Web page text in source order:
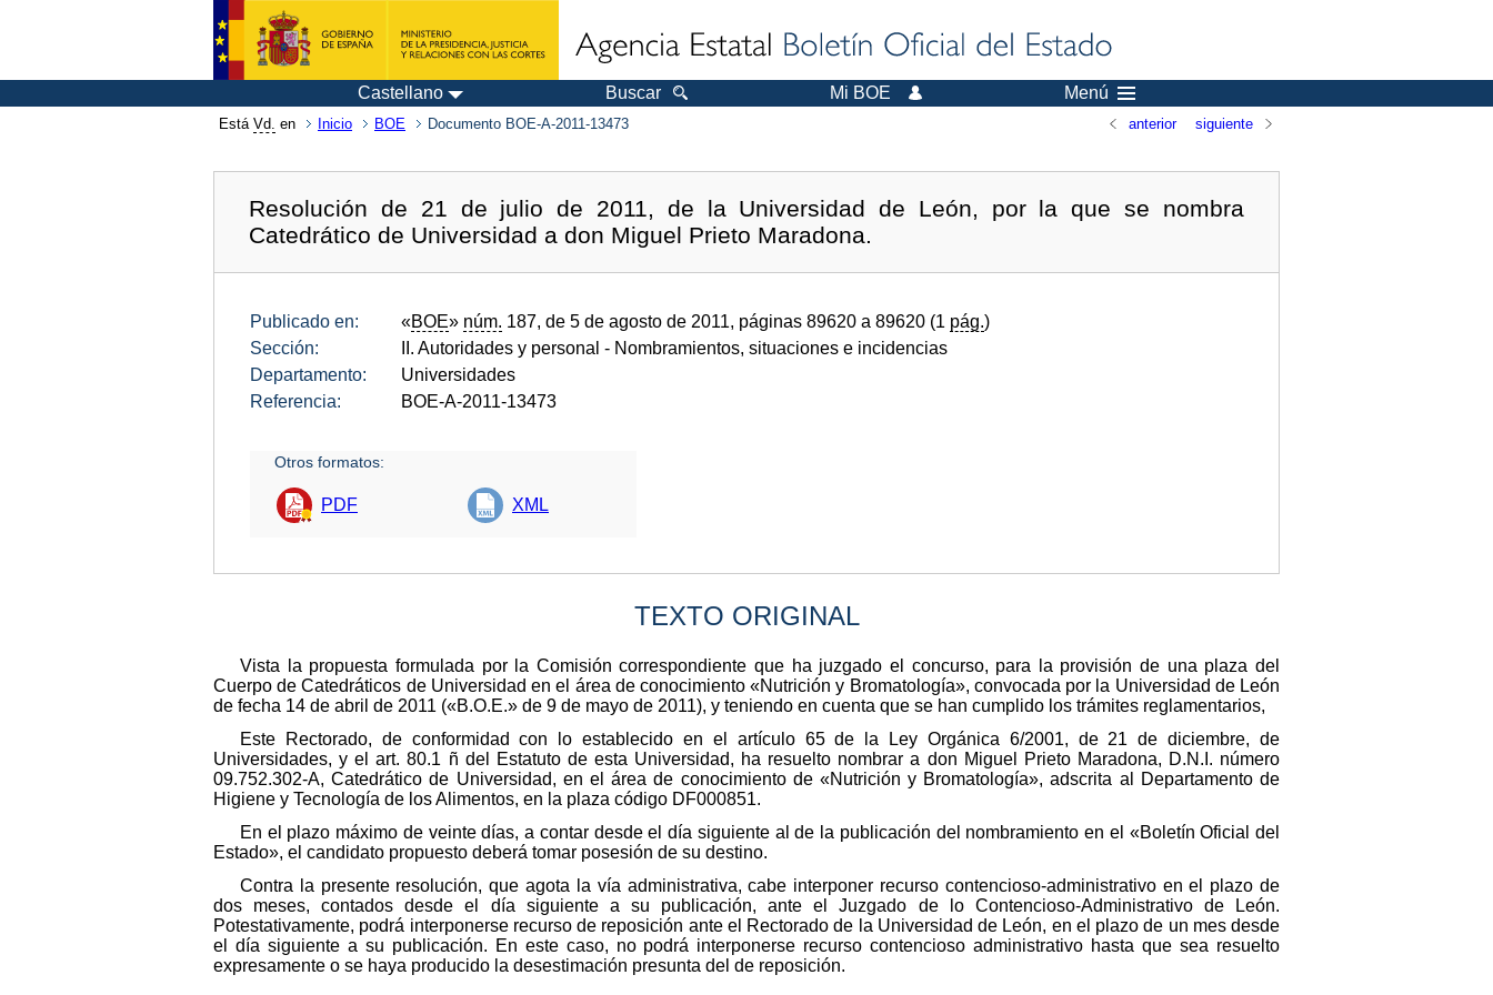
Castellano Buscar Mi BOE Menú
Está Vd. en Inicio BOE Documento BOE-A-2011-13473 anterior siguiente
Resolución de 21 de julio de 2011, de la Universidad de León, por la que se nombra
Catedrático de Universidad a don Miguel Prieto Maradona.
Publicado en: «BOE» núm. 187, de 5 de agosto de 2011, páginas 89620 a 89620 (1 pág.)
Sección:
II. Autoridades y personal - Nombramientos, situaciones e incidencias
Departamento:
Universidades
Referencia:
BOE-A-2011-13473
Otros formatos:
PDF XML
TEXTO ORIGINAL
Vista la propuesta formulada por la Comisión correspondiente que ha juzgado el concurso, para la provisión de una plaza del
Cuerpo de Catedráticos de Universidad en el área de conocimiento «Nutrición y Bromatología», convocada por la Universidad de León
de fecha 14 de abril de 2011 («B.O.E.» de 9 de mayo de 2011), y teniendo en cuenta que se han cumplido los trámites reglamentarios,
Este Rectorado, de conformidad con lo establecido en el artículo 65 de la Ley Orgánica 6/2001, de 21 de diciembre, de
Universidades, y el art. 80.1 ñ del Estatuto de esta Universidad, ha resuelto nombrar a don Miguel Prieto Maradona, D.N.I. número
09.752.302-A, Catedrático de Universidad, en el área de conocimiento de «Nutrición y Bromatología», adscrita al Departamento de
Higiene y Tecnología de los Alimentos, en la plaza código DF000851.
En el plazo máximo de veinte días, a contar desde el día siguiente al de la publicación del nombramiento en el «Boletín Oficial del
Estado», el candidato propuesto deberá tomar posesión de su destino.
Contra la presente resolución, que agota la vía administrativa, cabe interponer recurso contencioso-administrativo en el plazo de
dos meses, contados desde el día siguiente a su publicación, ante el Juzgado de lo Contencioso-Administrativo de León.
Potestativamente, podrá interponerse recurso de reposición ante el Rectorado de la Universidad de León, en el plazo de un mes desde
el día siguiente a su publicación. En este caso, no podrá interponerse recurso contencioso administrativo hasta que sea resuelto
expresamente o se haya producido la desestimación presunta del de reposición.